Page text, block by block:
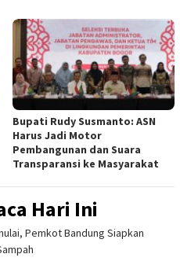
Bupati Rudy Susmanto: ASN
Harus Jadi Motor
Pembangunan dan Suara
Transparansi ke Masyarakat ‎
Hari Ini
Pemkot Bandung Siapkan